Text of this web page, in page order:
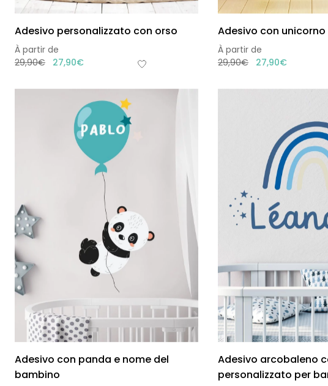
Adesivo personalizzato con orso
À partir de
29,90€ 27,90€
Adesivo con
À partir de
29,90€ 27,90€
Adesivo con panda e nome del
bambino
Adesivo arcobaleno
personalizzato per